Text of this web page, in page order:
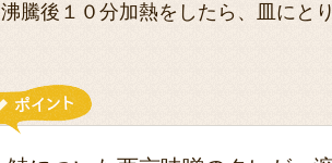
沸騰後１０分加熱をしたら、皿にと